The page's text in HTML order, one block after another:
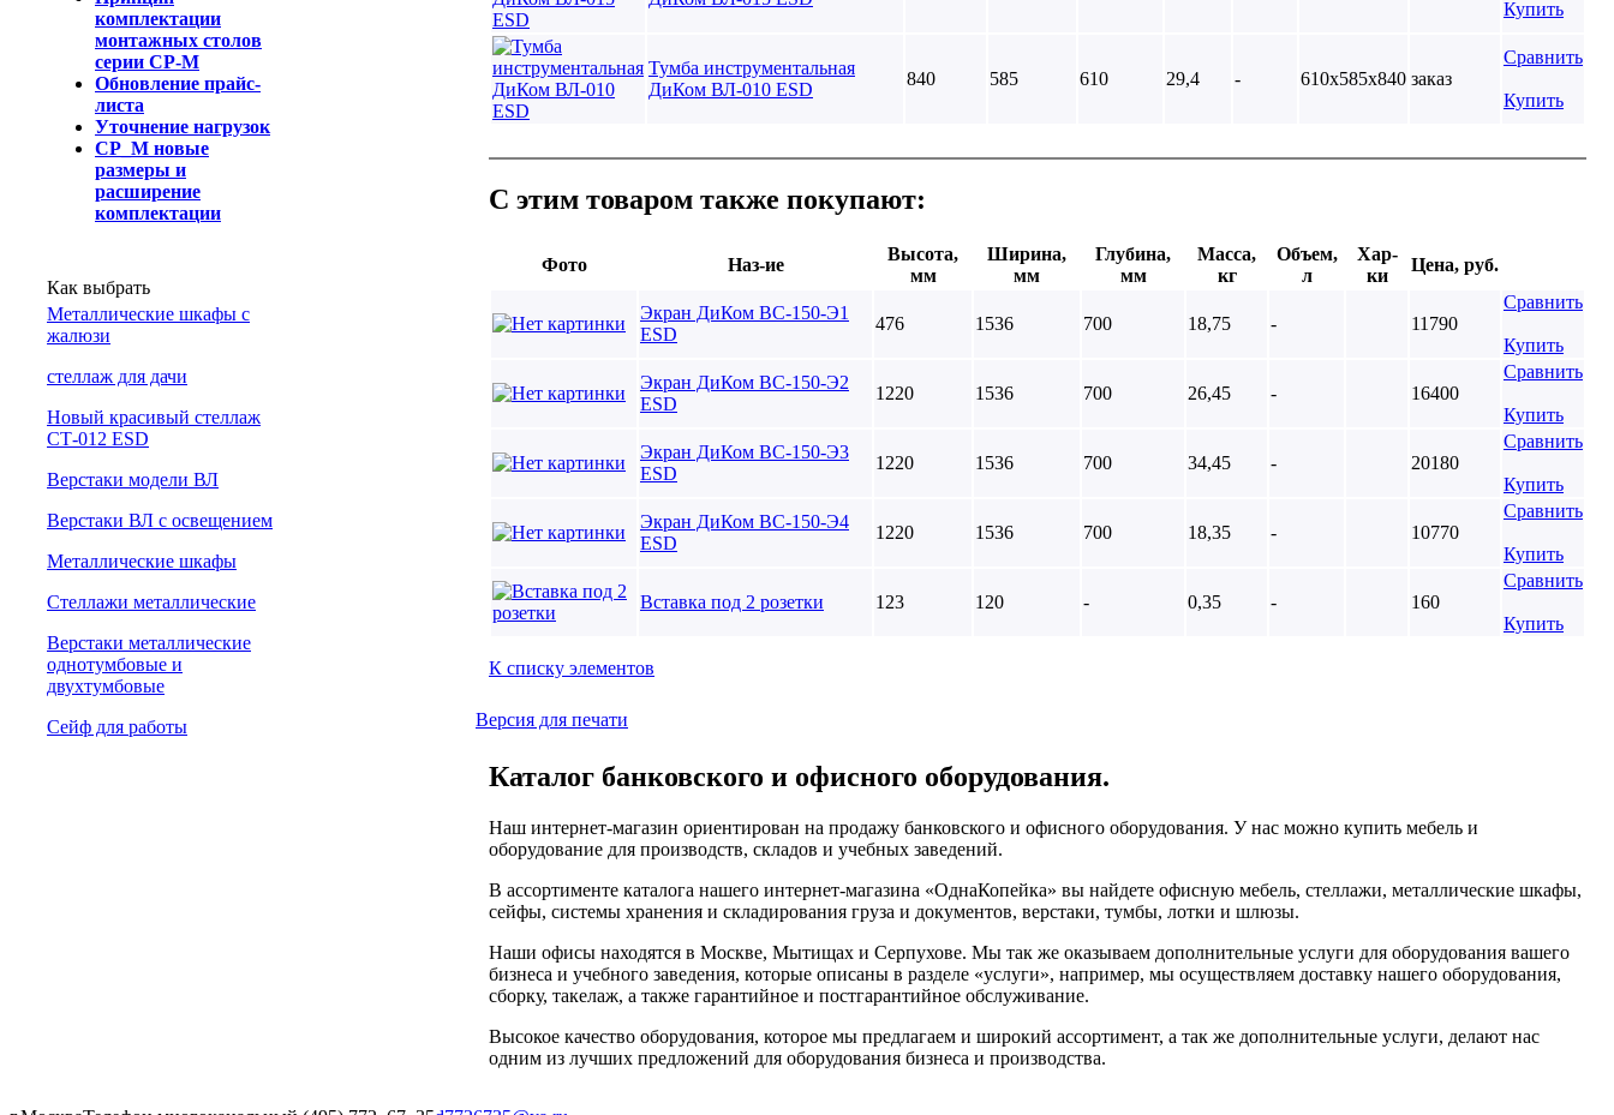
комплектации
монтажных столов
серии СР-М
Обновление прайс-
листа
Уточнение нагрузок
СР_М новые
размеры и
расширение
комплектации
Как выбрать
Металлические шкафы с
жалюзи
cтеллаж для дачи
Новый красивый стеллаж
СТ-012 ESD
Верстаки модели ВЛ
Верстаки ВЛ с освещением
Металлические шкафы
Стеллажи металлические
Верстаки металлические
однотумбовые и
двухтумбовые
Сейф для работы
Купить
Тумба инструментальная
ДиКом ВЛ-010 ESD
840 585 610 29,4 - 610х585х840 заказ
Сравнить
Купить
С этим товаром также покупают:
Фото Наз-ие
Высота,
мм
Ширина,
мм
Глубина,
мм
Масса,
кг
Объем,
л
Хар-
ки
Цена, руб.
Экран ДиКом ВС-150-Э1
ESD
476 1536 700 18,75 - 11790
Сравнить
Купить
Экран ДиКом ВС-150-Э2
ESD
1220 1536 700 26,45 - 16400
Сравнить
Купить
Экран ДиКом ВС-150-Э3
ESD
1220 1536 700 34,45 - 20180
Сравнить
Купить
Экран ДиКом ВС-150-Э4
ESD
1220 1536 700 18,35 - 10770
Сравнить
Купить
Вставка под 2 розетки 123 120 - 0,35 - 160
Сравнить
Купить
К списку элементов
Версия для печати
Каталог банковского и офисного оборудования.
Наш интернет-магазин ориентирован на продажу банковского и офисного оборудования. У нас можно купить мебель и
оборудование для производств, складов и учебных заведений.
В ассортименте каталога нашего интернет-магазина «ОднаКопейка» вы найдете офисную мебель, стеллажи, металлические шкафы,
сейфы, системы хранения и складирования груза и документов, верстаки, тумбы, лотки и шлюзы.
Наши офисы находятся в Москве, Мытищах и Серпухове. Мы так же оказываем дополнительные услуги для оборудования вашего
бизнеса и учебного заведения, которые описаны в разделе «услуги», например, мы осуществляем доставку нашего оборудования,
сборку, такелаж, а также гарантийное и постгарантийное обслуживание.
Высокое качество оборудования, которое мы предлагаем и широкий ассортимент, а так же дополнительные услуги, делают нас
одним из лучших предложений для оборудования бизнеса и производства.